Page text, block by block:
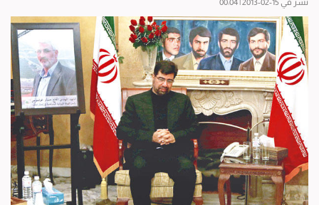
نشر في 15-02-2013 | 00:04